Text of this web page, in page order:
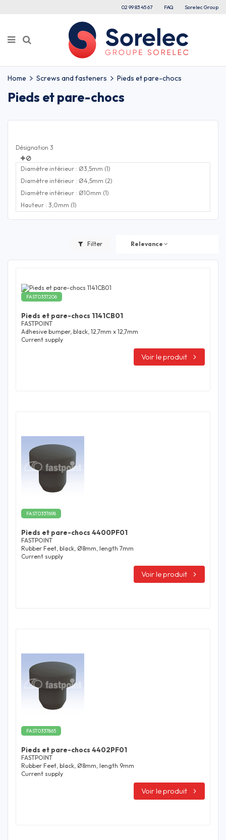
02 99 83 45 67 FAQ Sorelec Group
Home Screws and fasteners Pieds et pare-chocs
Pieds et pare-chocs
Désignation 3
Diamètre intérieur : Ø3,5mm (1)
Diamètre intérieur : Ø4,5mm (2)
Diamètre intérieur : Ø10mm (1)
Hauteur : 3,0mm (1)
Filter Relevance
FAST0337206
Pieds et pare-chocs 1141CB01
FASTPOINT
Adhesive bumper, black, 12,7mm x 12,7mm
Current supply
Voir le produit
FAST0337698
Pieds et pare-chocs 4400PF01
FASTPOINT
Rubber Feet, black, Ø8mm, length 7mm
Current supply
Voir le produit
FAST0337865
Pieds et pare-chocs 4402PF01
FASTPOINT
Rubber Feet, black, Ø8mm, length 9mm
Current supply
Voir le produit